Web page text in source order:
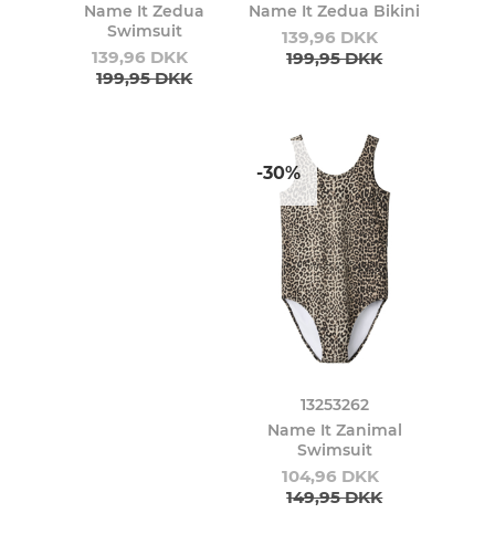
Name It Zedua
Swimsuit
139,96 DKK
199,95 DKK
Name It Zedua Bikini
139,96 DKK
199,95 DKK
-30%
13253262
Name It Zanimal
Swimsuit
104,96 DKK
149,95 DKK